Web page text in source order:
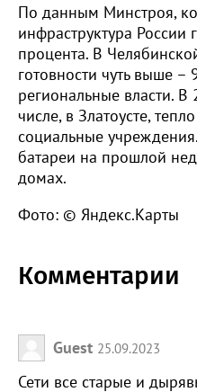
По данным Минстроя,
инфраструктура России
процента. В
готовности чуть выше
региональные власти. В
числе, в Златоусте,
социальные
батареи на прошлой
домах.
Фото: © Яндекс.Карты
Комментарии
Guest 25.09.2023
Сети все старые и